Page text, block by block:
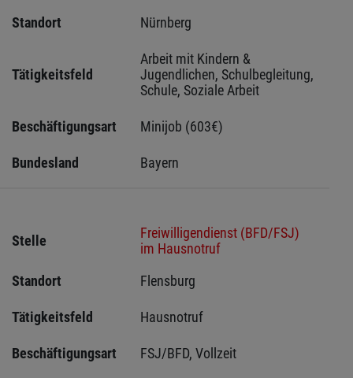
Standort
Nürnberg
Tätigkeitsfeld
Arbeit mit Kindern &
Jugendlichen, Schulbegleitung,
Schule, Soziale Arbeit
Beschäftigungsart Minijob (603€)
Bundesland Bayern
Stelle
Freiwilligendienst (BFD/FSJ)
im Hausnotruf
Standort
Flensburg
Tätigkeitsfeld Hausnotruf
Beschäftigungsart FSJ/BFD, Vollzeit